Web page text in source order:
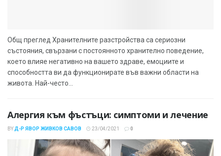
Общ преглед Хранителните разстройства са сериозни
състояния, свързани с постоянното хранително поведение,
което влияе негативно на вашето здраве, емоциите и
способността ви да функционирате във важни области на
живота. Най-често...
Алергия към фъстъци: симптоми и лечение
BY Д-Р ЯВОР ЖИВКОВ САВОВ 23/04/2021 0